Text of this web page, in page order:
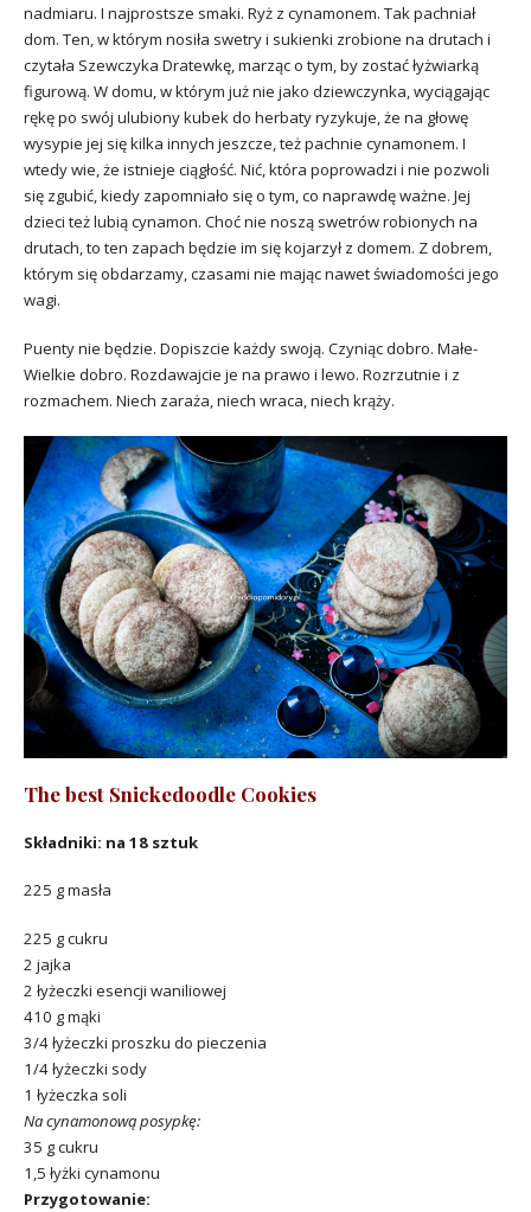
nadmiaru. I najprostsze smaki. Ryż z cynamonem. Tak pachniał
dom. Ten, w którym nosiła swetry i sukienki zrobione na drutach i
czytała Szewczyka Dratewkę, marząc o tym, by zostać łyżwiarką
figurową. W domu, w którym już nie jako dziewczynka, wyciągając
rękę po swój ulubiony kubek do herbaty ryzykuje, że na głowę
wysypie jej się kilka innych jeszcze, też pachnie cynamonem. I
wtedy wie, że istnieje ciągłość. Nić, która poprowadzi i nie pozwoli
się zgubić, kiedy zapomniało się o tym, co naprawdę ważne. Jej
dzieci też lubią cynamon. Choć nie noszą swetrów robionych na
drutach, to ten zapach będzie im się kojarzył z domem. Z dobrem,
którym się obdarzamy, czasami nie mając nawet świadomości jego
wagi.
Puenty nie będzie. Dopiszcie każdy swoją. Czyniąc dobro. Małe-
Wielkie dobro. Rozdawajcie je na prawo i lewo. Rozrzutnie i z
rozmachem. Niech zaraża, niech wraca, niech krąży.
The best Snickedoodle Cookies
Składniki: na 18 sztuk
225 g masła
225 g cukru
2 jajka
2 łyżeczki esencji waniliowej
410 g mąki
3/4 łyżeczki proszku do pieczenia
1/4 łyżeczki sody
1 łyżeczka soli
Na cynamonową posypkę:
35 g cukru
1,5 łyżki cynamonu
Przygotowanie: